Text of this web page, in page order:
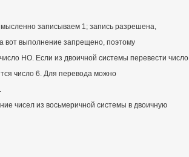
записываем 1; запись разрешена,
вот выполнение запрещено, поэтому
НО. Если из двоичной системы перевести число
число 6. Для перевода можно
чисел из восьмеричной системы в двоичную